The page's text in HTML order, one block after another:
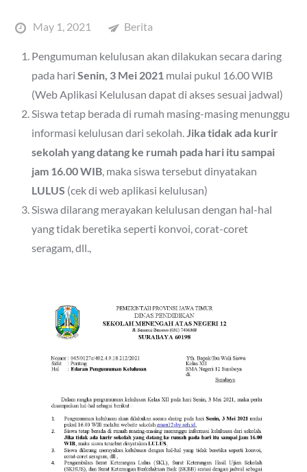
PostedMay 1, 2021 Berita
Pengumuman kelulusan akan dilakukan secara daring
pada hariSenin, 3 Mei 2021 mulai pukul 16.00 WIB
(Web Aplikasi Kelulusan dapat di akses sesuai jadwal)
Siswa tetap berada di rumah masing-masing menunggu
informasi kelulusan dari sekolah.Jika tidak ada kurir
sekolah yang datang ke rumah pada hari itu sampai
jam 16.00 WIB, maka siswa tersebut dinyatakan
LULUS (cek di web aplikasi kelulusan)
Siswa dilarang merayakan kelulusan dengan hal-hal
yang tidak beretika seperti konvoi, corat-coret
seragam, dll.,